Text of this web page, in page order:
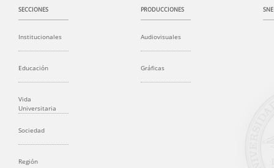
SECCIONES
Institucionales
Educación
Vida
Universitaria
Sociedad
Región
PRODUCCIONES
Audiovisuales
Gráficas
SNE